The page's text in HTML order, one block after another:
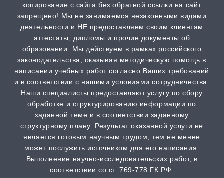
от 2 часов | от 500 ₽
Scopus
от 2 часов | от 500 ₽
РИНЦ
от 2 часов | от 500 ₽
Шпаргалка
от 1 часа | от 300 ₽
Дистанционная задача
копирование с сайта без обратной ссылки на сайт
запрещено! Мы не занимаемся незаконными видами
деятельности и НЕ предоставляем своим клиентам
аттестаты, дипломы и прочие документы об
образовании. Мы действуем в рамках российского
законодательства, оказывая методическую помощь в
написании учебных работ согласно Ваших требований
и в соответствии с нашими условиями сотрудничества.
Наши специалисты предоставляют услугу по сбору
обработке и структурированию информации по
заданной теме и в соответствии заданному
структурному плану. Результат оказанной услуги не
является готовым научным трудом, тем не менее
может послужить источником для его написания.
Выполнение научно-исследовательских работ, в
соответствии со ст. 769-778 ГК РФ.